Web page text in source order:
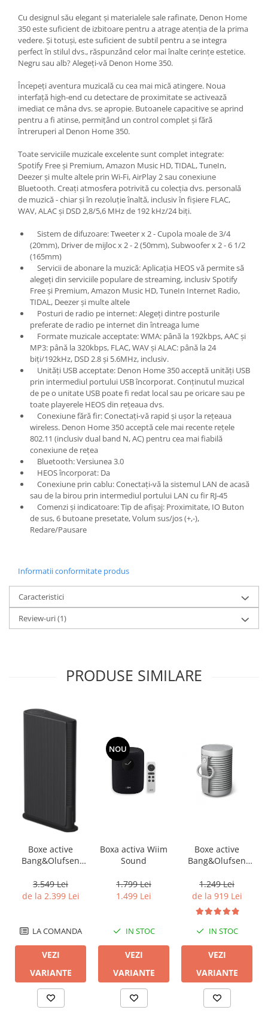
Cu designul său elegant și materialele sale rafinate, Denon Home
350 este suficient de izbitoare pentru a atrage atenția de la prima
vedere. Și totuși, este suficient de subtil pentru a se integra
perfect în stilul dvs., răspunzând celor mai înalte cerințe estetice.
Negru sau alb? Alegeți-vă Denon Home 350.
Începeți aventura muzicală cu cea mai mică atingere. Noua
interfață high-end cu detectare de proximitate se activează
imediat ce mâna dvs. se apropie. Butoanele capacitive se aprind
pentru a fi atinse, permițând un control complet și fără
întreruperi al Denon Home 350.
Toate serviciile muzicale excelente sunt complet integrate:
Spotify Free și Premium, Amazon Music HD, TIDAL, TuneIn,
Deezer și multe altele prin Wi-Fi, AirPlay 2 sau conexiune
Bluetooth. Creați atmosfera potrivită cu colecția dvs. personală
de muzică - chiar și în rezoluție înaltă, inclusiv în fișiere FLAC,
WAV, ALAC și DSD 2,8/5,6 MHz de 192 kHz/24 biți.
Sistem de difuzoare: Tweeter x 2 - Cupola moale de 3/4
(20mm), Driver de mijloc x 2 - 2 (50mm), Subwoofer x 2 - 6 1/2
(165mm)
Servicii de abonare la muzică: Aplicația HEOS vă permite să
alegeți din serviciile populare de streaming, inclusiv Spotify
Free și Premium, Amazon Music HD, TuneIn Internet Radio,
TIDAL, Deezer și multe altele
Posturi de radio pe internet: Alegeți dintre posturile
preferate de radio pe internet din întreaga lume
Formate muzicale acceptate: WMA: până la 192kbps, AAC și
MP3: până la 320kbps, FLAC, WAV și ALAC: până la 24
biți/192kHz, DSD 2.8 și 5.6MHz, inclusiv.
Unități USB acceptate: Denon Home 350 acceptă unități USB
prin intermediul portului USB încorporat. Conținutul muzical
de pe o unitate USB poate fi redat local sau pe oricare sau pe
toate playerele HEOS din rețeaua dvs.
Conexiune fără fir: Conectați-vă rapid și ușor la rețeaua
wireless. Denon Home 350 acceptă cele mai recente rețele
802.11 (inclusiv dual band N, AC) pentru cea mai fiabilă
conexiune de rețea
Bluetooth: Versiunea 3.0
HEOS încorporat: Da
Conexiune prin cablu: Conectați-vă la sistemul LAN de acasă
sau de la birou prin intermediul portului LAN cu fir RJ-45
Comenzi și indicatoare: Tip de afișaj: Proximitate, IO Buton
de sus, 6 butoane presetate, Volum sus/jos (+,-),
Redare/Pausare
Informatii conformitate produs
Caracteristici
Review-uri(1)
PRODUSE SIMILARE
Boxe active
Bang&Olufsen
Emerge
3.549 Lei
de la 2.399 Lei
LA COMANDA
VEZI
VARIANTE
NOU
Boxa activa Wiim
Sound
1.799 Lei
1.499 Lei
IN STOC
VEZI
VARIANTE
Boxe active
Bang&Olufsen
Explore
1.249 Lei
de la 919 Lei
IN STOC
VEZI
VARIANTE